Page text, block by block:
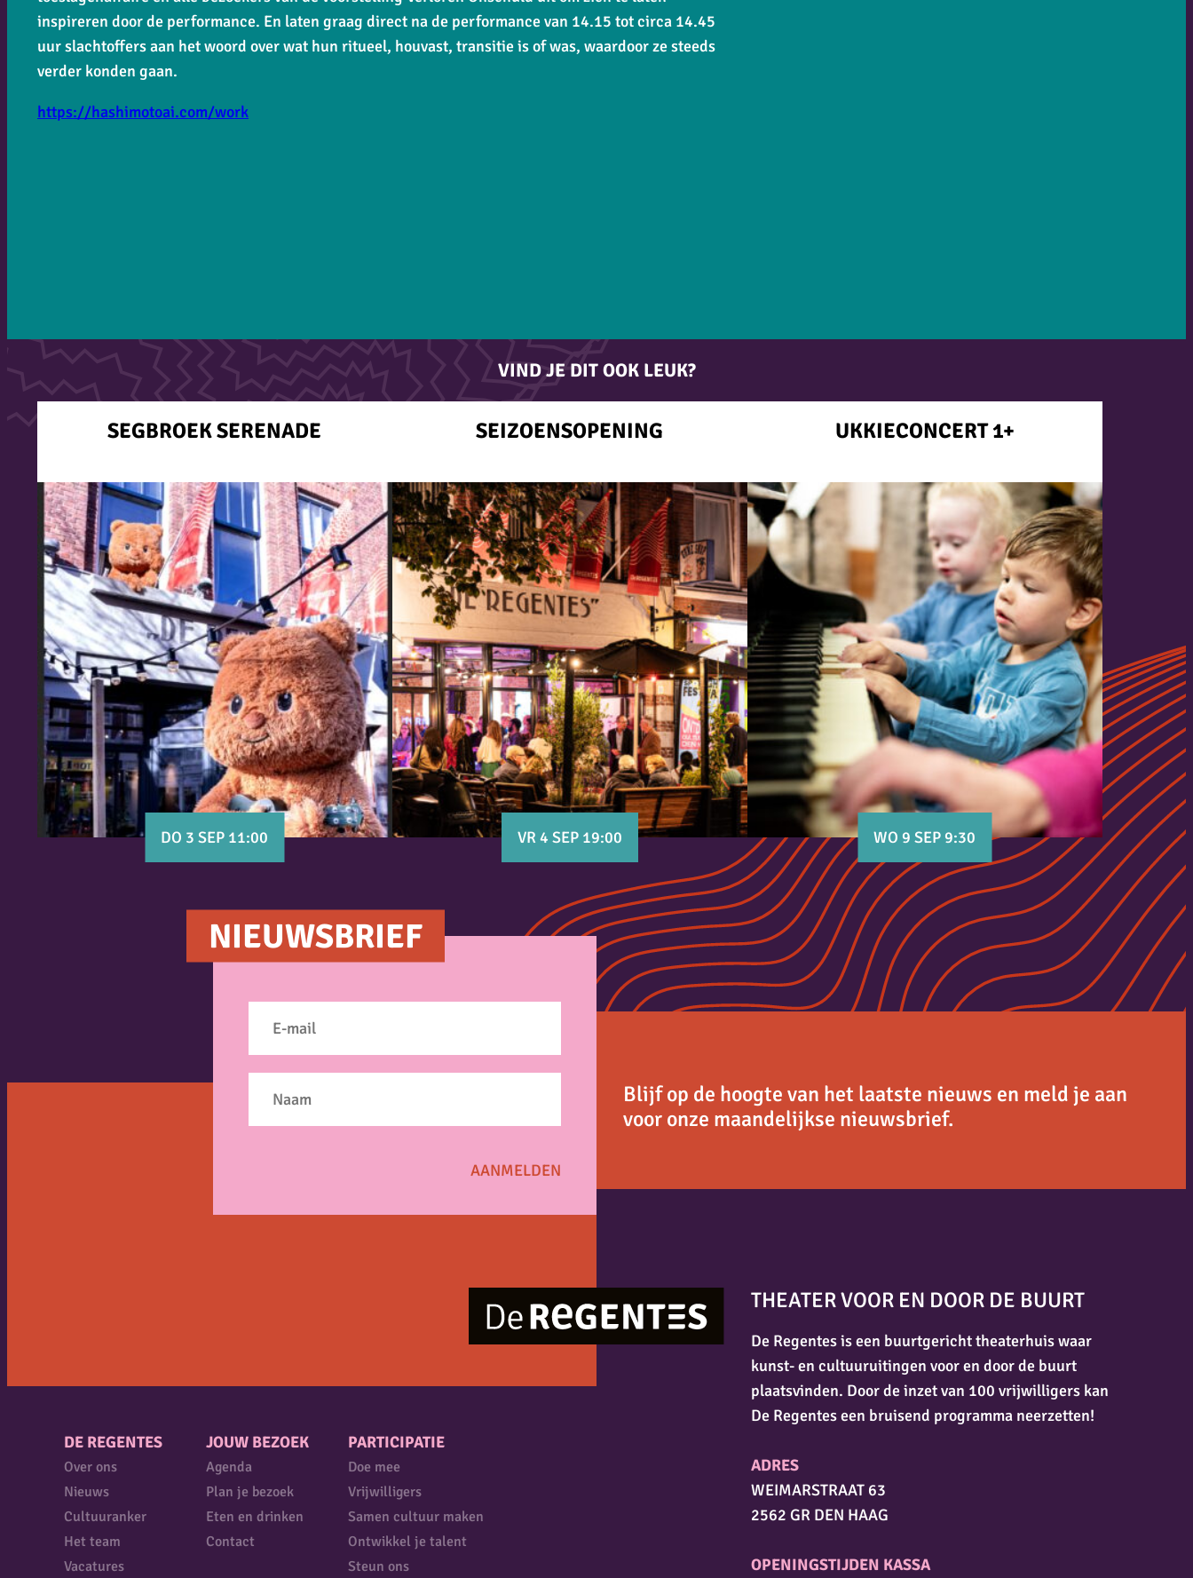
inspireren door de performance. En laten graag direct na de performance van 14.15 tot circa 14.45
uur slachtoffers aan het woord over wat hun ritueel, houvast, transitie is of was, waardoor ze steeds
verder konden gaan.
https://hashimotoai.com/work
VIND JE DIT OOK LEUK?
SEGBROEK SERENADE
DO 3 SEP 11:00
SEIZOENSOPENING
VR 4 SEP 19:00
UKKIECONCERT 1+
WO 9 SEP 9:30
NIEUWSBRIEF
Blijf op de hoogte van het laatste nieuws en meld je aan
voor onze maandelijkse nieuwsbrief.
DE REGENTES
Over ons
Nieuws
Cultuuranker
Het team
Vacatures
JOUW BEZOEK
Agenda
Plan je bezoek
Eten en drinken
Contact
PARTICIPATIE
Doe mee
Vrijwilligers
Samen cultuur maken
Ontwikkel je talent
Steun ons
THEATER VOOR EN DOOR DE BUURT
De Regentes is een buurtgericht theaterhuis waar
kunst- en cultuuruitingen voor en door de buurt
plaatsvinden. Door de inzet van 100 vrijwilligers kan
De Regentes een bruisend programma neerzetten!
ADRES
WEIMARSTRAAT 63
2562 GR DEN HAAG
OPENINGSTIJDEN KASSA